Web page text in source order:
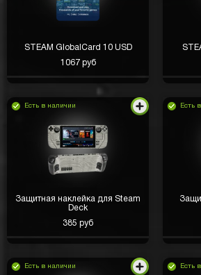
STEAM GlobalCard 10 USD
1067 руб
Есть в наличии
Защитная наклейка для Steam
Deck
385 руб
Есть
Есть в наличии Есть